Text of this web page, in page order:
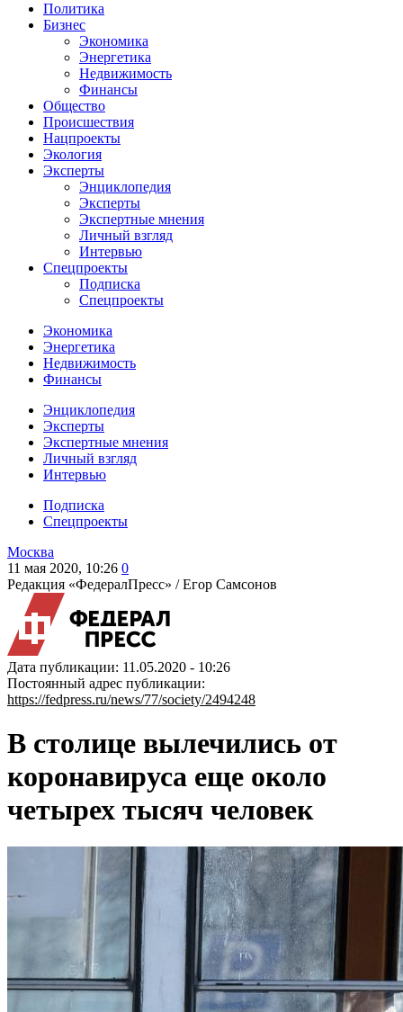
Политика
Бизнес
Экономика
Энергетика
Недвижимость
Финансы
Общество
Происшествия
Нацпроекты
Экология
Эксперты
Энциклопедия
Эксперты
Экспертные мнения
Личный взгляд
Интервью
Спецпроекты
Подписка
Спецпроекты
Экономика
Энергетика
Недвижимость
Финансы
Энциклопедия
Эксперты
Экспертные мнения
Личный взгляд
Интервью
Подписка
Спецпроекты
Москва
11 мая 2020, 10:26 0
Редакция «ФедералПресс» /Егор Самсонов
Дата публикации: 11.05.2020 - 10:26
Постоянный адрес публикации:
https://fedpress.ru/news/77/society/2494248
В столице вылечились от
коронавируса еще около
четырех тысяч человек